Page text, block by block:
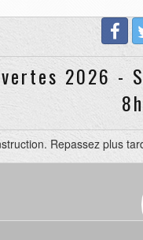
2026 -
Repassez plus